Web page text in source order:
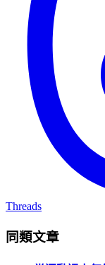
Threads
同類文章